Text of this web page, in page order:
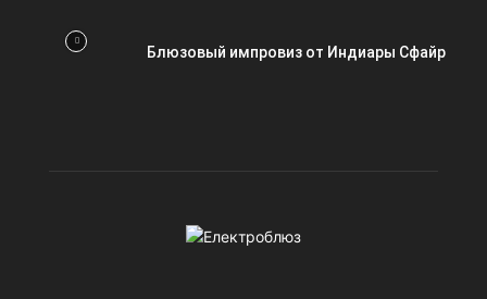
Блюзовый импровиз от Индиары Сфайр